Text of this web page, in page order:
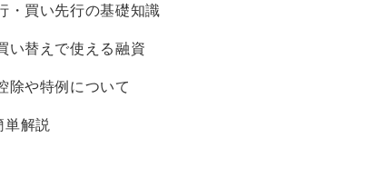
・買い先行の基礎知識
い替えで使える融資
除や特例について
解説